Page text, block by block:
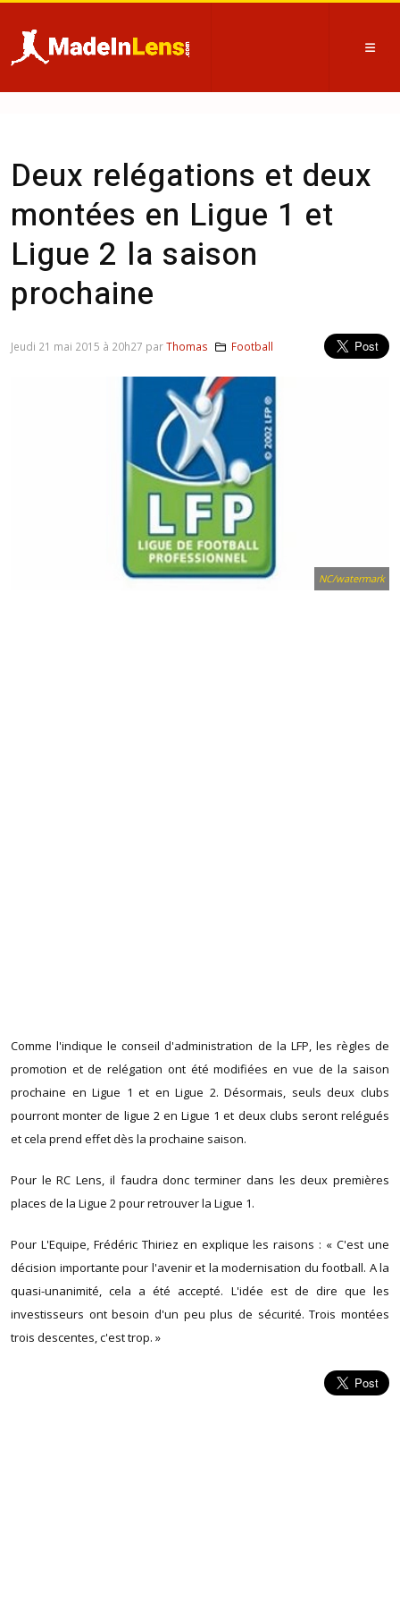
Deux relégations et deux
montées en Ligue 1 et
Ligue 2 la saison
prochaine
NC/watermark
Comme l'indique le conseil d'administration de la LFP, les règles de
promotion et de relégation ont été modifiées en vue de la saison
prochaine en Ligue 1 et en Ligue 2. Désormais, seuls deux clubs
pourront monter de ligue 2 en Ligue 1 et deux clubs seront relégués
et cela prend effet dès la prochaine saison.
Pour le RC Lens, il faudra donc terminer dans les deux premières
places de la Ligue 2 pour retrouver la Ligue 1.
Pour L'Equipe, Frédéric Thiriez en explique les raisons : « C'est une
décision importante pour l'avenir et la modernisation du football. A la
quasi-unanimité, cela a été accepté. L'idée est de dire que les
investisseurs ont besoin d'un peu plus de sécurité. Trois montées
trois descentes, c'est trop. »
Jeudi 21 mai 2015 à 20h27 parThomas Football